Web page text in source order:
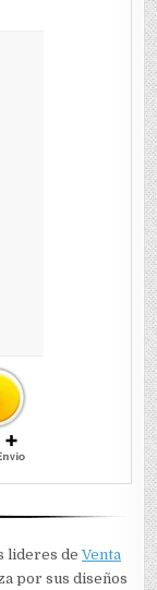
lideres de Venta
por sus diseños